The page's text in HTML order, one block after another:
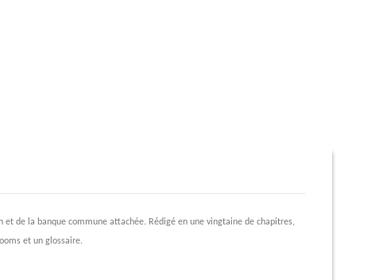
et de la banque commune attachée. Rédigé en une vingtaine de chapitres,
et un glossaire.